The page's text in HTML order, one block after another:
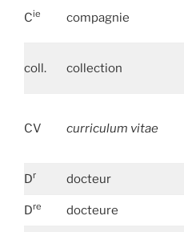
Cie compagnie
coll. collection
CV curriculum vitae
Dr docteur
Dre docteure